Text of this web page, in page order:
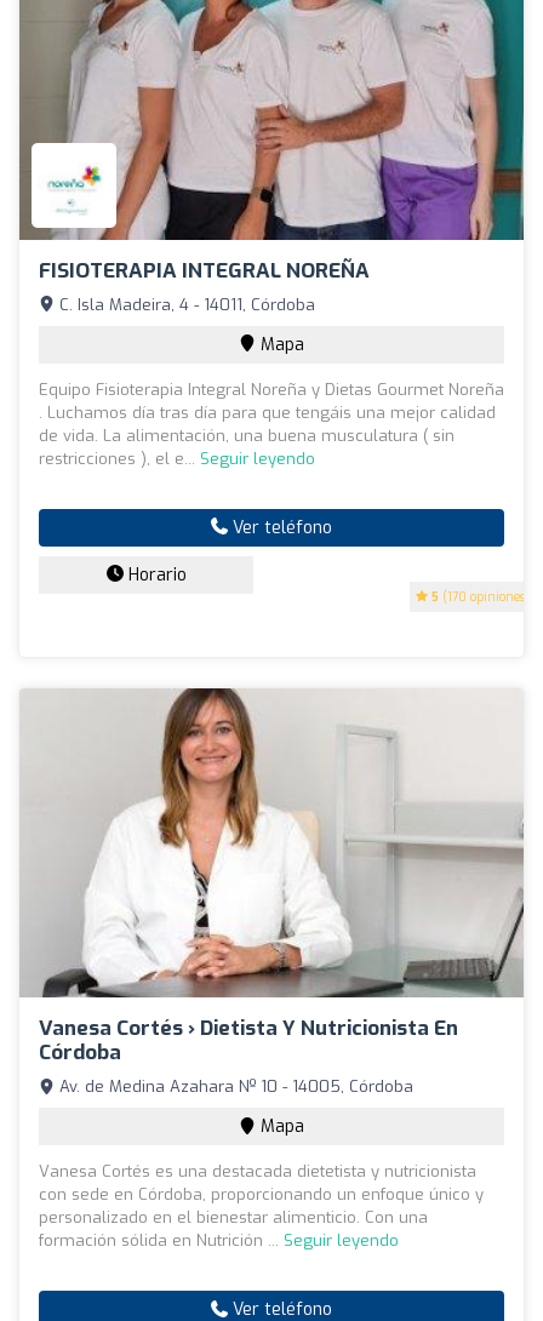
FISIOTERAPIA INTEGRAL NOREÑA
5 (170 opiniones)
C. Isla Madeira, 4 - 14011, Córdoba
Mapa
Equipo Fisioterapia Integral Noreña y Dietas Gourmet Noreña
. Luchamos día tras día para que tengáis una mejor calidad
de vida. La alimentación, una buena musculatura ( sin
restricciones ), el e... Seguir leyendo
Ver teléfono
Horario
Vanesa Cortés › Dietista Y Nutricionista En
Córdoba
Av. de Medina Azahara Nº 10 - 14005, Córdoba
Mapa
Vanesa Cortés es una destacada dietetista y nutricionista
con sede en Córdoba, proporcionando un enfoque único y
personalizado en el bienestar alimenticio. Con una
formación sólida en Nutrición ... Seguir leyendo
Ver teléfono